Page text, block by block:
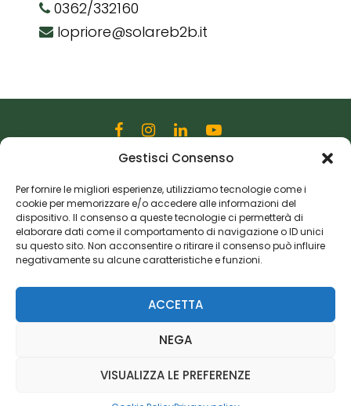
Gestisci Consenso
Per fornire le migliori esperienze, utilizziamo tecnologie come i
cookie per memorizzare e/o accedere alle informazioni del
dispositivo. Il consenso a queste tecnologie ci permetterà di
elaborare dati come il comportamento di navigazione o ID unici
su questo sito. Non acconsentire o ritirare il consenso può influire
negativamente su alcune caratteristiche e funzioni.
ACCETTA
NEGA
VISUALIZZA LE PREFERENZE
0362/332160
lopriore@solareb2b.it
Via Martiri della Libertà, 28
20833 Giussano (MB)
P.I. 06982770965
Privacy Policy
Cookie Policy